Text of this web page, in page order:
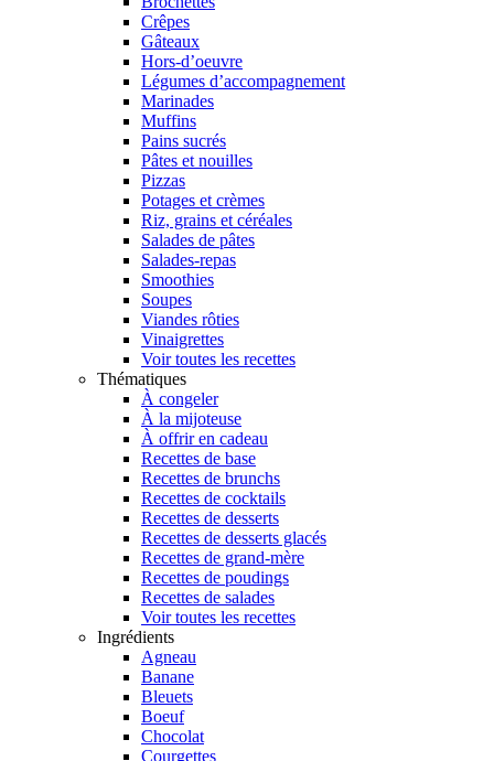
Crêpes
Gâteaux
Hors-d’oeuvre
Légumes d’accompagnement
Marinades
Muffins
Pains sucrés
Pâtes et nouilles
Pizzas
Potages et crèmes
Riz, grains et céréales
Salades de pâtes
Salades-repas
Smoothies
Soupes
Viandes rôties
Vinaigrettes
Voir toutes les recettes
Thématiques
À congeler
À la mijoteuse
À offrir en cadeau
Recettes de base
Recettes de brunchs
Recettes de cocktails
Recettes de desserts
Recettes de desserts glacés
Recettes de grand-mère
Recettes de poudings
Recettes de salades
Voir toutes les recettes
Ingrédients
Agneau
Banane
Bleuets
Boeuf
Chocolat
Courgettes